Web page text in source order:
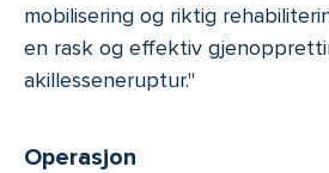
mobilisering og riktig
en rask og effektiv
akillesseneruptur."
Operasjon